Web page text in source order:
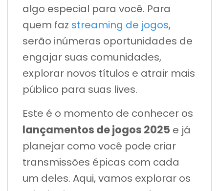
algo especial para você. Para
quem faz streaming de jogos,
serão inúmeras oportunidades de
engajar suas comunidades,
explorar novos títulos e atrair mais
público para suas lives.
Este é o momento de conhecer os
lançamentos de jogos 2025 e já
planejar como você pode criar
transmissões épicas com cada
um deles. Aqui, vamos explorar os